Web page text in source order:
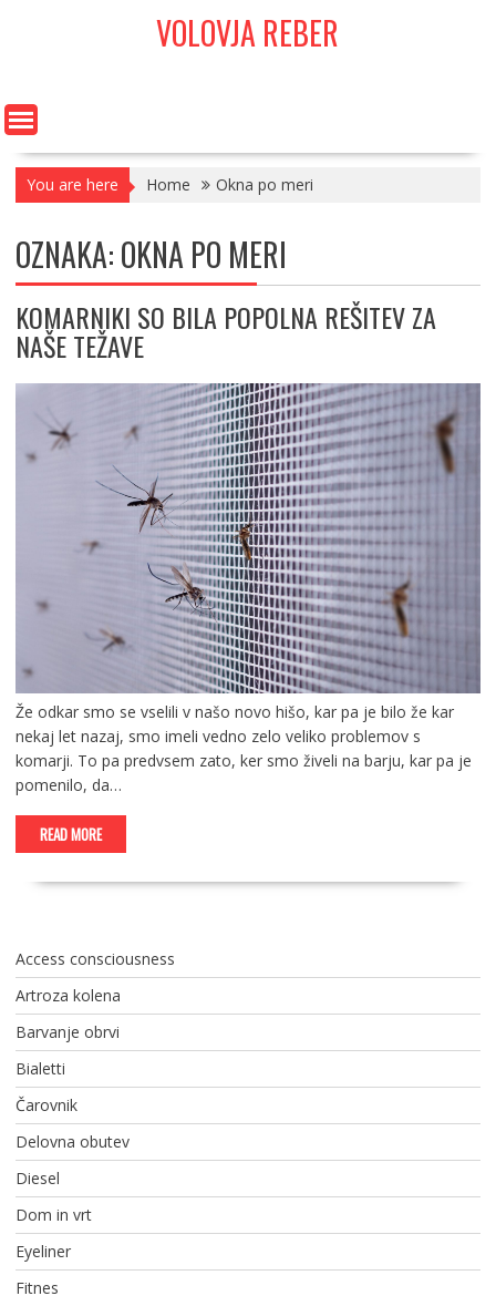
VOLOVJA REBER
You are here Home Okna po meri
OZNAKA:OKNA PO MERI
KOMARNIKI SO BILA POPOLNA REŠITEV ZA
NAŠE TEŽAVE
Že odkar smo se vselili v našo novo hišo, kar pa je bilo že kar
nekaj let nazaj, smo imeli vedno zelo veliko problemov s
komarji. To pa predvsem zato, ker smo živeli na barju, kar pa je
pomenilo, da…
READ MORE
Access consciousness
Artroza kolena
Barvanje obrvi
Bialetti
Čarovnik
Delovna obutev
Diesel
Dom in vrt
Eyeliner
Fitnes